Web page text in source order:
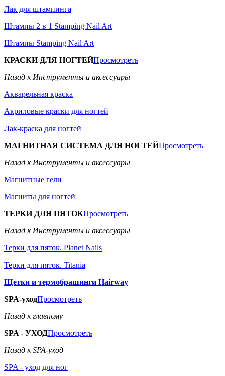
Лак для штампинга
Штампы 2 в 1 Stamping Nail Art
Штампы Stamping Nail Art
КРАСКИ ДЛЯ НОГТЕЙПросмотреть
Назад к Инструменты и аксессуары
Акварельная краска
Акриловые краски для ногтей
Лак-краска для ногтей
МАГНИТНАЯ СИСТЕМА ДЛЯ НОГТЕЙПросмотреть
Назад к Инструменты и аксессуары
Магнитные гели
Магниты для ногтей
ТЕРКИ ДЛЯ ПЯТОКПросмотреть
Назад к Инструменты и аксессуары
Терки для пяток. Planet Nails
Терки для пяток. Titania
Щетки и термобрашинги Hairway
SPA-уходПросмотреть
Назад к главному
SPA - УХОДПросмотреть
Назад к SPA-уход
SPA - уход для ног